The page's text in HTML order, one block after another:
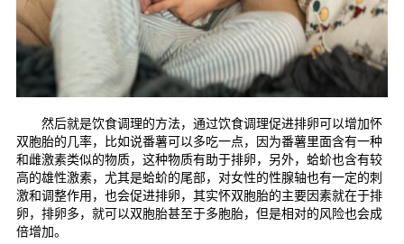
然后就是饮食调理的方法，通过饮食调理促进排卵可以增加怀
双胞胎的几率，比如说番薯可以多吃一点，因为番薯里面含有一种
和雌激素类似的物质，这种物质有助于排卵，另外，蛤蚧也含有较
高的雄性激素，尤其是蛤蚧的尾部，对女性的性腺轴也有一定的刺
激和调整作用，也会促进排卵，其实怀双胞胎的主要因素就在于排
卵，排卵多，就可以双胞胎甚至于多胞胎，但是相对的风险也会成
倍增加。